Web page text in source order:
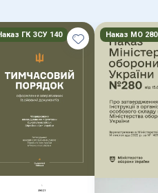
ГК ЗСУ 140 Наказ МО 280